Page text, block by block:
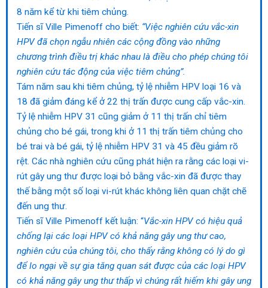
8 năm kể từ khi tiêm chủng.
Tiến sĩ Ville Pimenoff cho biết: “Việc nghiên cứu vắc-xin
HPV đã chọn ngẫu nhiên các cộng đồng vào những
chương trình điều trị khác nhau là điều cho phép chúng tôi
nghiên cứu tác động của việc tiêm chủng”.
Tám năm sau khi tiêm chủng, tỷ lệ nhiễm HPV loại 16 và
18 đã giảm đáng kể ở 22 thị trấn được cung cấp vắc-xin.
Tỷ lệ nhiễm HPV 31 cũng giảm ở 11 thị trấn chỉ tiêm
chủng cho bé gái, trong khi ở 11 thị trấn tiêm chủng cho
bé trai và bé gái, tỷ lệ nhiễm HPV 31 và 45 đều giảm rõ
rệt. Các nhà nghiên cứu cũng phát hiện ra rằng các loại vi-
rút gây ung thư được loại bỏ bằng vắc-xin đã được thay
thế bằng một số loại vi-rút khác không liên quan chặt chẽ
đến ung thư.
Tiến sĩ Ville Pimenoff kết luận: “Vắc-xin HPV có hiệu quả
chống lại các loại HPV có khả năng gây ung thư cao,
nghiên cứu của chúng tôi, cho thấy rằng không có lý do gì
để lo ngại về sự gia tăng quan sát được của các loại HPV
có khả năng gây ung thư thấp vì chúng rất hiếm khi gây ung